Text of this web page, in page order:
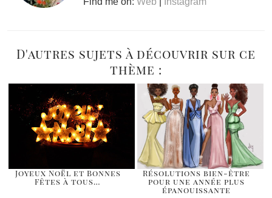
D'autres sujets à découvrir sur ce
thème :
Joyeux Noël et Bonnes
Fêtes à tous…
Résolutions bien-être
pour une année plus
épanouissante